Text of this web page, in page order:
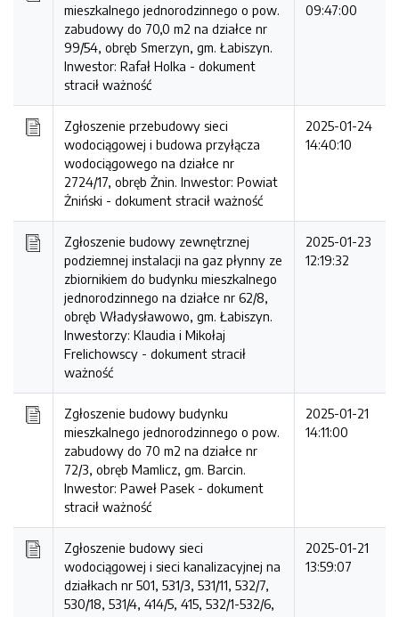
mieszkalnego jednorodzinnego o pow.
zabudowy do 70,0 m2 na działce nr
99/54, obręb Smerzyn, gm. Łabiszyn.
Inwestor: Rafał Holka - dokument
stracił ważność
09:47:00
Zgłoszenie przebudowy sieci
wodociągowej i budowa przyłącza
wodociągowego na działce nr
2724/17, obręb Żnin. Inwestor: Powiat
Żniński - dokument stracił ważność
2025-01-24
14:40:10
Zgłoszenie budowy zewnętrznej
podziemnej instalacji na gaz płynny ze
zbiornikiem do budynku mieszkalnego
jednorodzinnego na działce nr 62/8,
obręb Władysławowo, gm. Łabiszyn.
Inwestorzy: Klaudia i Mikołaj
Frelichowscy - dokument stracił
ważność
2025-01-23
12:19:32
Zgłoszenie budowy budynku
mieszkalnego jednorodzinnego o pow.
zabudowy do 70 m2 na działce nr
72/3, obręb Mamlicz, gm. Barcin.
Inwestor: Paweł Pasek - dokument
stracił ważność
2025-01-21
14:11:00
Zgłoszenie budowy sieci
wodociągowej i sieci kanalizacyjnej na
działkach nr 501, 531/3, 531/11, 532/7,
530/18, 531/4, 414/5, 415, 532/1-532/6,
2025-01-21
13:59:07